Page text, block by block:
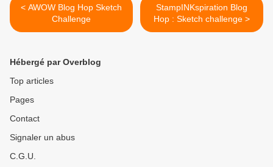
< AWOW Blog Hop Sketch
Challenge
StampINKspiration Blog
Hop : Sketch challenge >
Hébergé par Overblog
Top articles
Pages
Contact
Signaler un abus
C.G.U.